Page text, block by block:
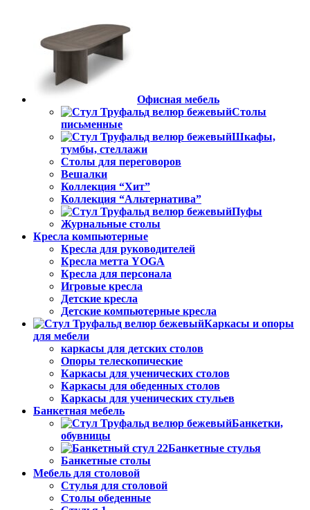
Офисная мебель
Столы
письменные
Шкафы,
тумбы, стеллажи
Столы для переговоров
Вешалки
Коллекция “Хит”
Коллекция “Альтернатива”
Пуфы
Журнальные столы
Кресла компьютерные
Кресла для руководителей
Кресла метта YOGA
Кресла для персонала
Игровые кресла
Детские кресла
Детские компьютерные кресла
Каркасы и опоры
для мебели
каркасы для детских столов
Опоры телескопические
Каркасы для ученических столов
Каркасы для обеденных столов
Каркасы для ученических стульев
Банкетная мебель
Банкетки,
обувницы
Банкетные стулья
Банкетные столы
Мебель для столовой
Стулья для столовой
Столы обеденные